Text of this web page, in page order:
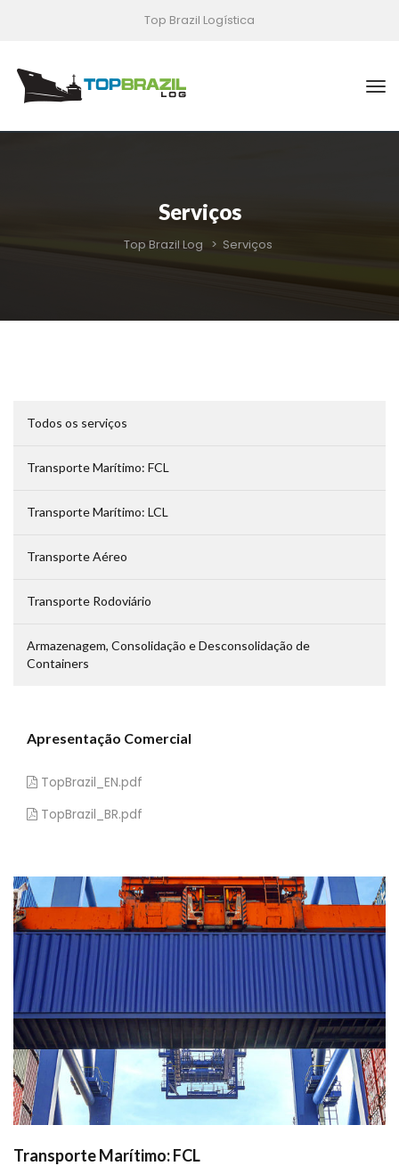
Top Brazil Logística
Serviço
Top Brazil Log > Serviço
Todos os serviço
Transporte Marítimo: FCL
Transporte Marítimo: LCL
Transporte Aéreo
Transporte Rodoviário
Armazenagem, Consolidação e Desconsolidação de
Container
Apresentação Comercial
TopBrazil_EN.pdf
TopBrazil_BR.pdf
Transporte Marítimo: FCL